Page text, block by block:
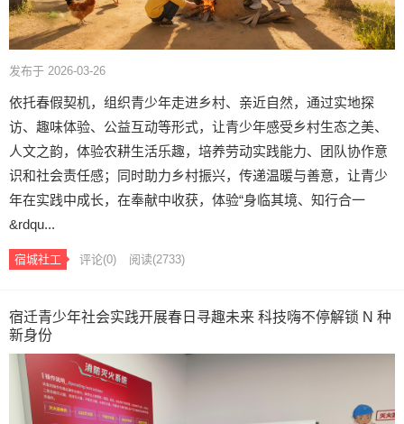
发布于 2026-03-26
依托春假契机，组织青少年走进乡村、亲近自然，通过实地探
访、趣味体验、公益互动等形式，让青少年感受乡村生态之美、
人文之韵，体验农耕生活乐趣，培养劳动实践能力、团队协作意
识和社会责任感；同时助力乡村振兴，传递温暖与善意，让青少
年在实践中成长，在奉献中收获，体验“身临其境、知行合一
&rdqu...
宿城社工 评论(0) 阅读(2733)
宿迁青少年社会实践开展春日寻趣未来 科技嗨不停解锁 N 种
新身份